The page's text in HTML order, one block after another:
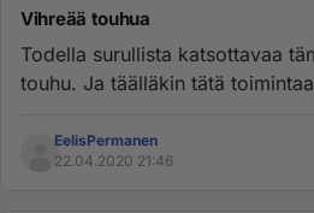
Vihreää touhua
Todella surullista katsottavaa
touhu. Ja täälläkin tätä
EelisPermanen
22.04.2020 21:46